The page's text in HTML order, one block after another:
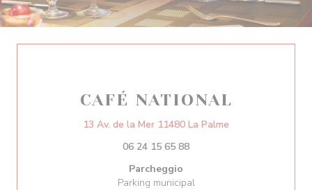
CAFÉ NATIONAL
13 Av. de la Mer 11480 La Palme
06 24 15 65 88
Parcheggio
Parking municipal